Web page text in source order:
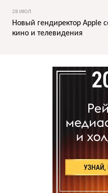
28 ИЮЛ
Новый гендиректор Apple
кино и телевидения